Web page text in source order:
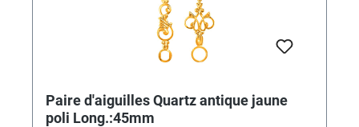
Paire d'aiguilles Quartz antique jaune
poli Long.:45mm